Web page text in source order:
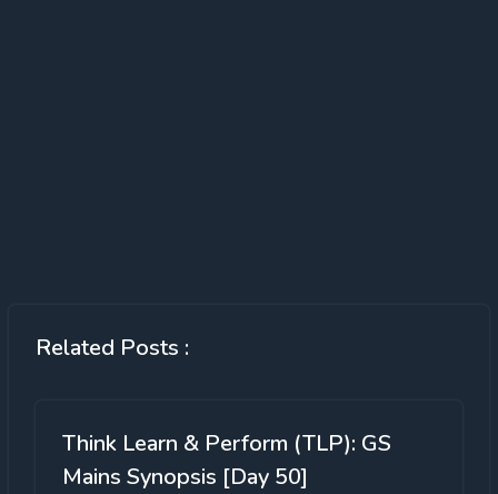
Related Posts :
Think Learn & Perform (TLP): GS
Mains Synopsis [Day 50]